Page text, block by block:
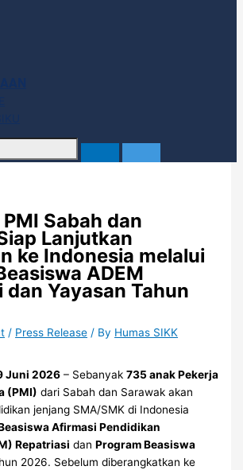
Sabah dan
Lanjutkan
ke Indonesia melalui
ADEM
dan Yayasan Tahun
/ Press Release / By Humas SIKK
Juni 2026 – Sebanyak735 anak Pekerja
(PMI) dari Sabah dan Sarawak akan
jenjang SMA/SMK di Indonesia
Afirmasi Pendidikan
Repatriasi danProgram Beasiswa
2026. Sebelum diberangkatkan ke